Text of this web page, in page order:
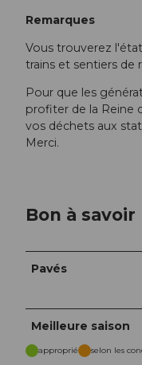
Remarques
Vous trouverez
trains et sentiers de
Pour que les
profiter de la Reine
vos déchets aux
Merci.
Bon à savoir
Pavés
Meilleure saison
approprié selon les